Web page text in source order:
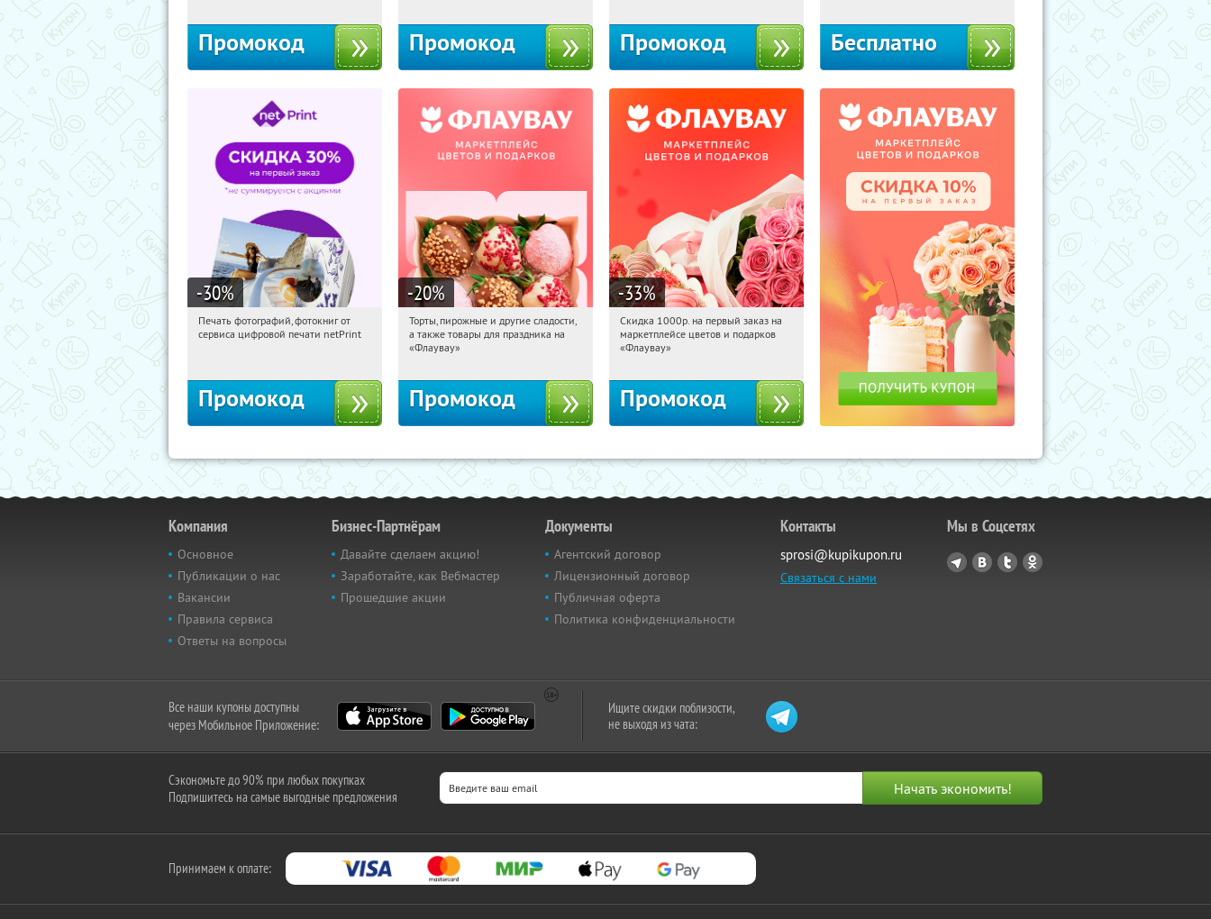
Промокод Промокод Промокод Бесплатно
-30%
07:21:44 Получили:
Печать фотографий, фотокниг от
сервиса цифровой печати netPrint
Промокод
-20%
07:21:44 Получили:
Россия
Торты, пирожные и другие сладости,
а также товары для праздника на
«Флаувау»
Промокод
-33%
07:21:44 Получили:
Россия
Скидка 1000р. на первый заказ на
маркетплейсе цветов и подарков
«Флаувау»
Промокод
Компания
Основное
Публикации о нас
Вакансии
Правила сервиса
Ответы на вопросы
Бизнес-Партнёрам
Давайте сделаем акцию!
Заработайте, как Вебмастер
Прошедшие акции
Документы
Агентский договор
Лицензионный договор
Публичная оферта
Политика конфиденциальности
Контакты
sprosi@kupikupon.ru
Связаться с нами
Мы в Соцсетях
Все наши купоны доступны
через Мобильное Приложение:
Ищите скидки поблизости,
не выходя из чата:
Сэкономьте до 90% при любых покупках
Подпишитесь на самые выгодные предложения
Принимаем к оплате: